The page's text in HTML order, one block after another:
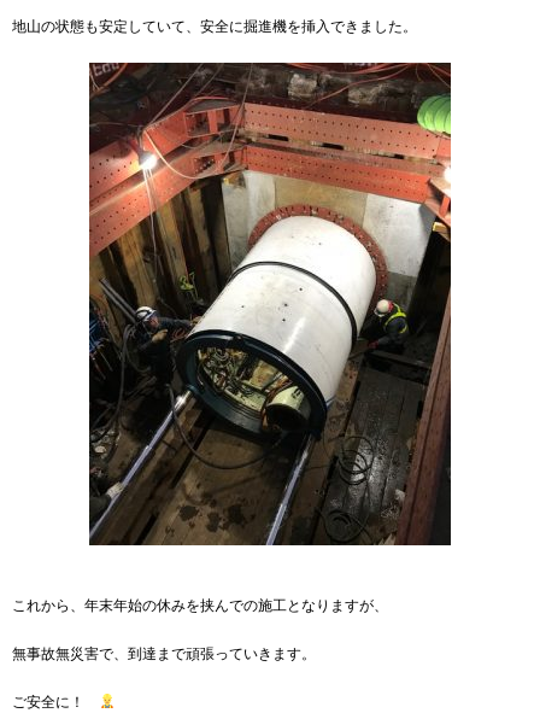
地山の状態も安定していて、安全に掘進機を挿入できました。
これから、年末年始の休みを挟んでの施工となりますが、
無事故無災害で、到達まで頑張っていきます。
ご安全に！